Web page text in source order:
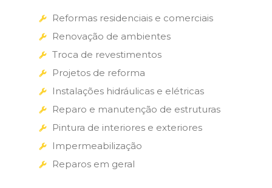
Reformas residenciais e comerciais
Renovação de ambientes
Troca de revestimentos
Projetos de reforma
Instalações hidráulicas e elétricas
Reparo e manutenção de estruturas
Pintura de interiores e exteriores
Impermeabilização
Reparos em geral